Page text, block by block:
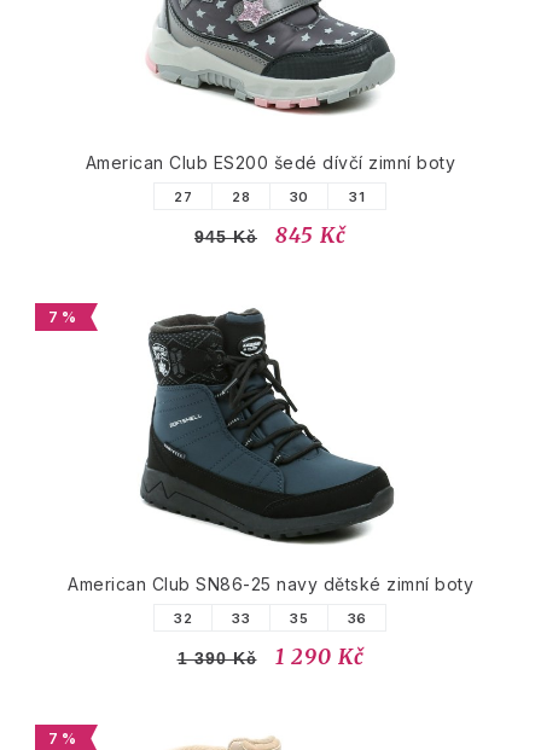
American Club ES200 šedé dívčí zimní boty
27 28 30 31
945 Kč 845 Kč
7 %
American Club SN86-25 navy dětské zimní boty
32 33 35 36
1 390 Kč 1 290 Kč
7 %